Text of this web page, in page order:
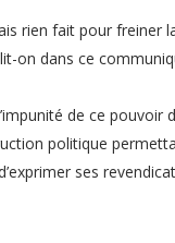
rien fait pour freiner
on dans ce
de ce
politique
ses